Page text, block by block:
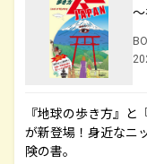
『地球の歩き方』
が新登場！身近なニ
険の書。